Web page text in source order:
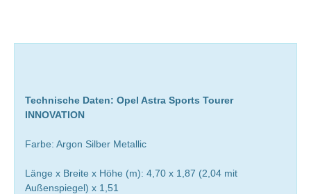
Technische Daten: Opel Astra Sports Tourer
INNOVATION
Farbe: Argon Silber Metallic
Länge x Breite x Höhe (m): 4,70 x 1,87 (2,04 mit
Außenspiegel) x 1,51